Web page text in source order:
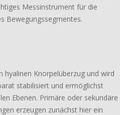
Messinstrument für die
Bewegungssegmentes.
hyali­nen Knorpel­­überzug und wird
stabi­li­siert und ermög­lichst
Ebenen. Primäre oder sekun­dä­re
erzeu­gen zunächst hier ein